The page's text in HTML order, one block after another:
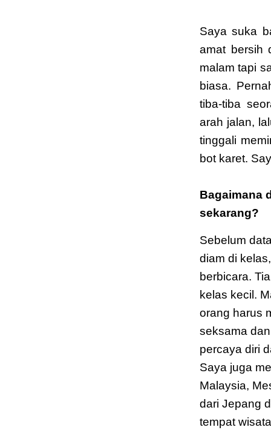
Saya suka
amat bersih
malam tapi
biasa.
tiba-tiba
arah jalan,
tinggali
bot karet.
Bagaimana
sekarang?
Sebelum
diam di
berbicara.
kelas kecil.
orang harus
seksama
percaya diri
Saya juga
Malaysia,
dari Jepang
tempat